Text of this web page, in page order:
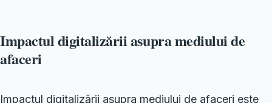
Impactul digitalizării asupra mediului de
afaceri
Impactul digitalizării asupra mediului de afaceri este